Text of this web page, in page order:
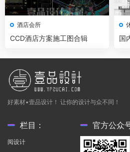
酒店会所
CCD酒店方案施工图合辑 国
好素材•壹品设计！ 让你的设计与众不同！
栏目：
阅设计
官方公众